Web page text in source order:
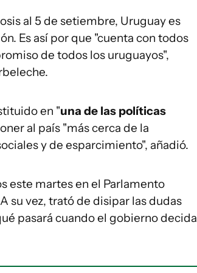
al 5 de setiembre, Uruguay es
Es así por que "cuenta con todos
de todos los uruguayos",
en "una de las políticas
al país "más cerca de la
y de esparcimiento", añadió.
este martes en el Parlamento
su vez, trató de disipar las dudas
pasará cuando el gobierno decida